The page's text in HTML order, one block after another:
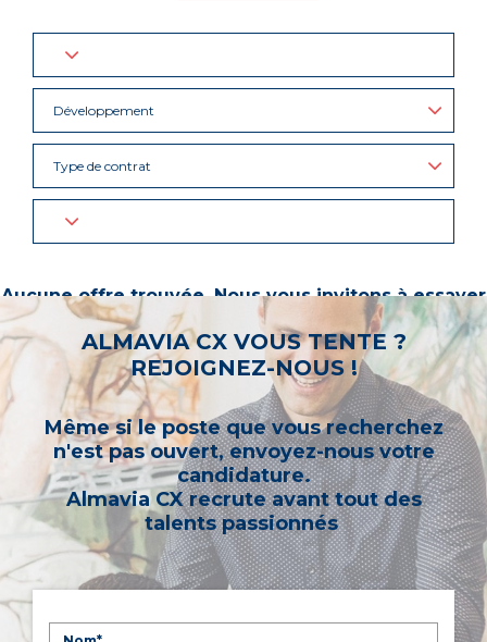
Développement
Type de contrat
Aucune offre trouvée. Nous vous invitons à essayer
d’autres mots-clés ou à sélectionner un « métier ».
ALMAVIA CX VOUS TENTE ?
REJOIGNEZ-NOUS !
Même si le poste que vous recherchez
n'est pas ouvert, envoyez-nous votre
candidature.
Almavia CX recrute avant tout des
talents passionnés